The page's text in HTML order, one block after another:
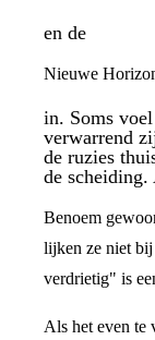
en de
Nieuwe
in. Soms
verwarrend
de ruzies
de scheiding.
Benoem
lijken ze niet
verdrietig" is
Als het even te